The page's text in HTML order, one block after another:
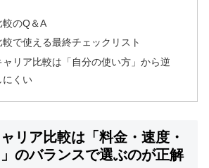
較のQ＆A
で使える最終チェックリスト
ャリア比較は「自分の使い方」から逆
にくい
リア比較は「料金・速度・
のバランスで選ぶのが正解